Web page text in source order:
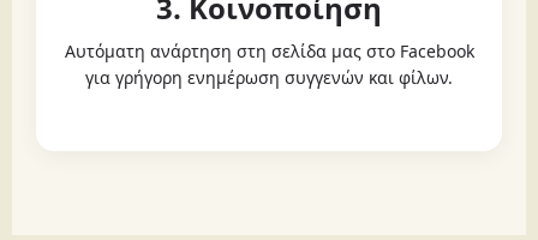
Αυτόματη ανάρτηση στη σελίδα μας στο Facebook
για γρήγορη ενημέρωση συγγενών και φίλων.